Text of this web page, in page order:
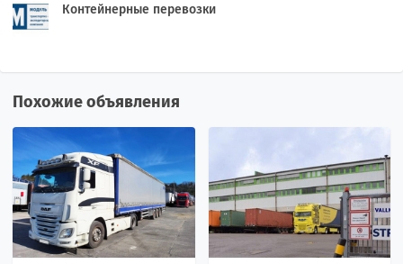
Контейнерные перевозки
Похожие объявления